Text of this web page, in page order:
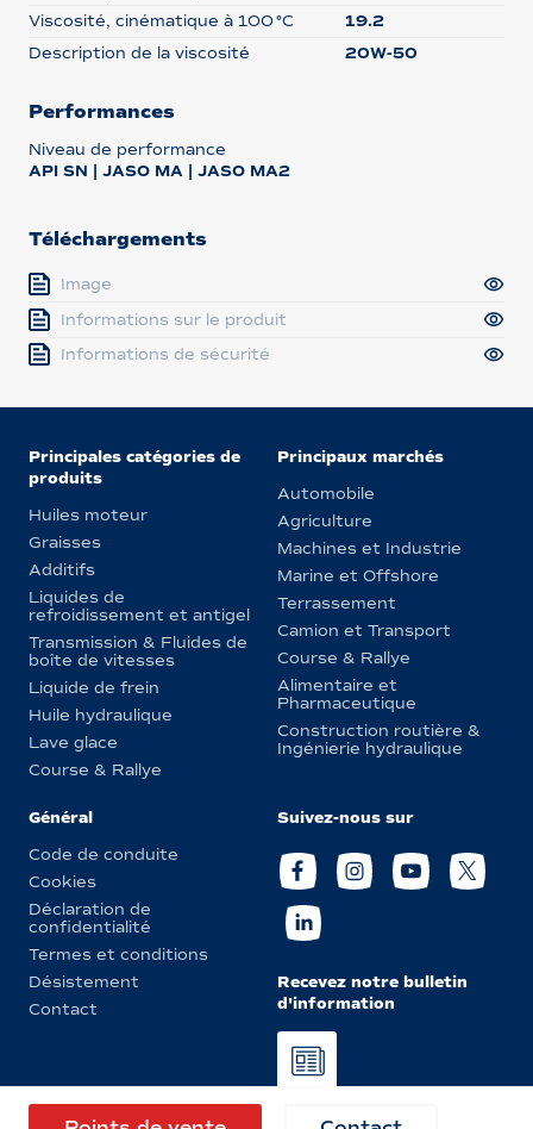
Viscosité, cinématique à 100 °C
19.2
Description de la viscosité
20W-50
Performances
Niveau de performance
API SN | JASO MA | JASO MA2
Téléchargements
Image
Informations sur le produit
Informations de sécurité
Principales catégories de
produits
Huiles moteur
Graisses
Additifs
Liquides de
refroidissement et antigel
Transmission & Fluides de
boîte de vitesses
Liquide de frein
Huile hydraulique
Lave glace
Course & Rallye
Principaux marchés
Automobile
Agriculture
Machines et Industrie
Marine et Offshore
Terrassement
Camion et Transport
Course & Rallye
Alimentaire et
Pharmaceutique
Construction routière &
Ingénierie hydraulique
Général
Code de conduite
Cookies
Déclaration de
confidentialité
Termes et conditions
Désistement
Contact
Suivez-nous sur
Recevez notre bulletin
d'information
© Eurol 2026